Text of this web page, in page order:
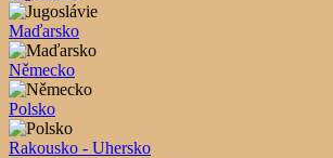
Maďarsko
Německo
Polsko
Rakousko - Uhersko